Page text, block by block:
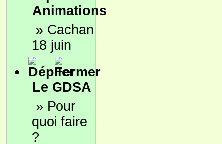
Animations
» Cachan
18 juin
Le GDSA
» Pour
quoi faire
?